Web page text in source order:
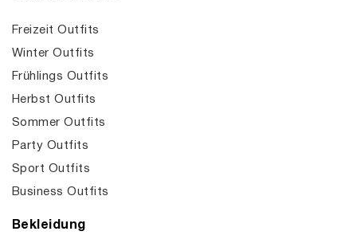
Freizeit Outfits
Winter Outfits
Frühlings Outfits
Herbst Outfits
Sommer Outfits
Party Outfits
Sport Outfits
Business Outfits
Bekleidung